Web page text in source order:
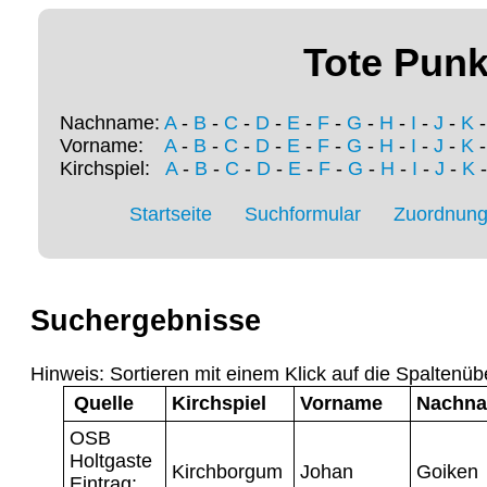
Tote
Nachname: A- B - C - D - E - F - G - H - I - J - K
Vorname: A- B - C - D - E - F - G - H - I - J - K
Kirchspiel: A- B - C - D- E- F- G - H - I - J - K
Startseite Suchformular
Suchergebnisse
Hinweis: Sortieren mit einem Klick auf die
Quelle
Kirchspiel Vorname
OSB
Holtgaste
Kirchborgum Johan Goiken